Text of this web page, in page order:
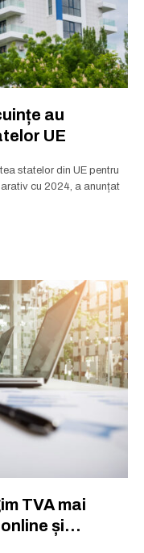
Abonează-te
.
au
UE
statelor din UE pentru
cu 2024, a anunțat
TVA mai
și